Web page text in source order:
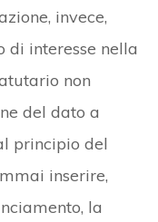
invece,
di interesse nella
non
del dato a
principio del
inserire,
la